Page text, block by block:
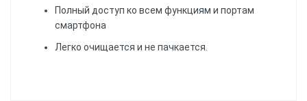
Полный доступ ко всем функциям и портам
смартфона
Легко очищается и не пачкается.